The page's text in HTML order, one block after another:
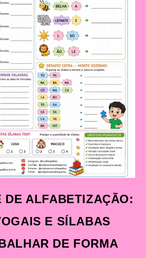
DE ALFABETIZAÇÃO:
E SÍLABAS
DE FORMA